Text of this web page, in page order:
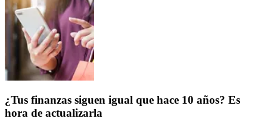
¿Tus finanzas siguen igual que hace 10 años? Es
hora de actualizarla